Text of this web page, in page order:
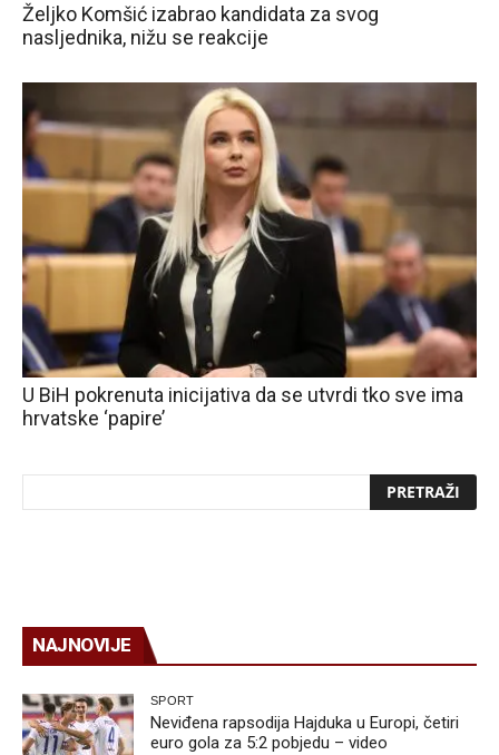
Željko Komšić izabrao kandidata za svog
nasljednika, nižu se reakcije
U BiH pokrenuta inicijativa da se utvrdi tko sve ima
hrvatske ‘papire’
NAJNOVIJE
SPORT
Neviđena rapsodija Hajduka u Europi, četiri
euro gola za 5:2 pobjedu – video